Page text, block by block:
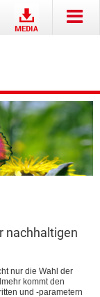
nachhaltigen
nur die Wahl der
kommt den
und -parametern